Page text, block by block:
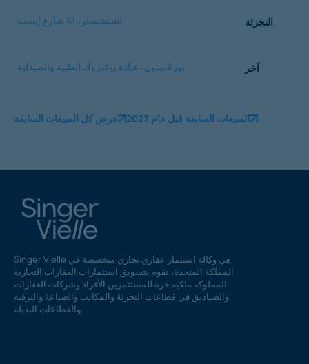
تشيتشستر، 41 شارع إيست التجزئة
نورثامبتون، عيادة بوغبروك الطبية والصيدلية آخر
عرض كل المبيعات السابقة المبيعات السابقة قبل عام 2023
Singer Vielle هي وكالة استثمار عقاري تجاري متخصصة في
المملكة المتحدة، تقوم بتسويق استثمارات العقارات التجارية
المملوكة ملكية حرة للمستثمرين الأفراد وشركات العقارات
والصناديق في قطاعات التجزئة والمكاتب والصناعة والترفيه
والقطاعات البديلة.